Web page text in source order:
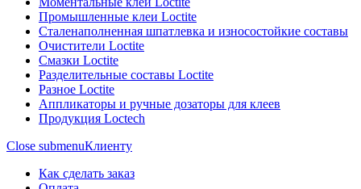
Промышленные клеи Loctite
Сталенаполненная шпатлевка и износостойкие составы
Очистители Loctite
Смазки Loctite
Разделительные составы Loctite
Разное Loctite
Аппликаторы и ручные дозаторы для клеев
Продукция Loctech
Close submenuКлиенту
Как сделать заказ